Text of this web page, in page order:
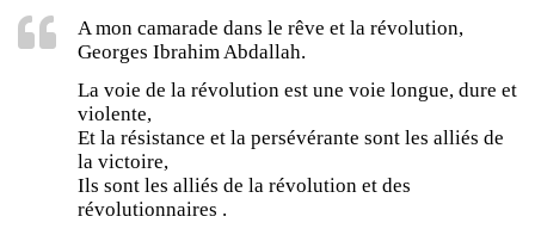
A mon camarade dans le rêve et la révolution,
Georges Ibrahim Abdallah.
La voie de la révolution est une voie longue, dure et
violente,
Et la résistance et la persévérante sont les alliés de
la victoire,
Ils sont les alliés de la révolution et des
révolutionnaires .